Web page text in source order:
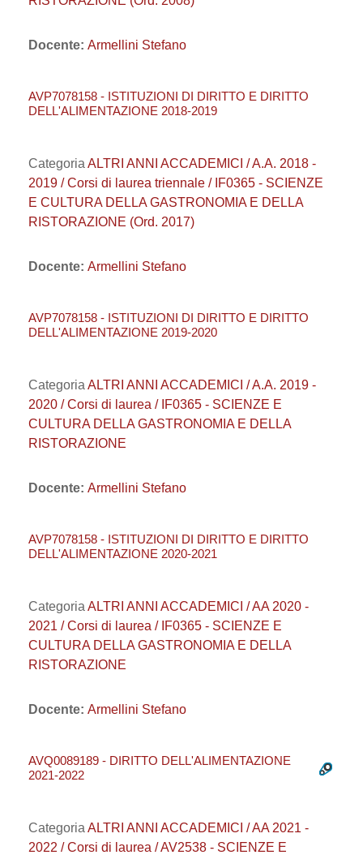
Docente: Armellini Stefano
AVP7078158 - ISTITUZIONI DI DIRITTO E DIRITTO
DELL'ALIMENTAZIONE 2018-2019
Categoria ALTRI ANNI ACCADEMICI / A.A. 2018 -
2019 / Corsi di laurea triennale / IF0365 - SCIENZE
E CULTURA DELLA GASTRONOMIA E DELLA
RISTORAZIONE (Ord. 2017)
Docente: Armellini Stefano
AVP7078158 - ISTITUZIONI DI DIRITTO E DIRITTO
DELL'ALIMENTAZIONE 2019-2020
Categoria ALTRI ANNI ACCADEMICI / A.A. 2019 -
2020 / Corsi di laurea / IF0365 - SCIENZE E
CULTURA DELLA GASTRONOMIA E DELLA
RISTORAZIONE
Docente: Armellini Stefano
AVP7078158 - ISTITUZIONI DI DIRITTO E DIRITTO
DELL'ALIMENTAZIONE 2020-2021
Categoria ALTRI ANNI ACCADEMICI / AA 2020 -
2021 / Corsi di laurea / IF0365 - SCIENZE E
CULTURA DELLA GASTRONOMIA E DELLA
RISTORAZIONE
Docente: Armellini Stefano
AVQ0089189 - DIRITTO DELL'ALIMENTAZIONE
2021-2022
Categoria ALTRI ANNI ACCADEMICI / AA 2021 -
2022 / Corsi di laurea / AV2538 - SCIENZE E